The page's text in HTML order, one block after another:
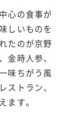
心の食事が
しいものを
たのが京野
金時人参、
味ちがう風
ストラン、
ます。